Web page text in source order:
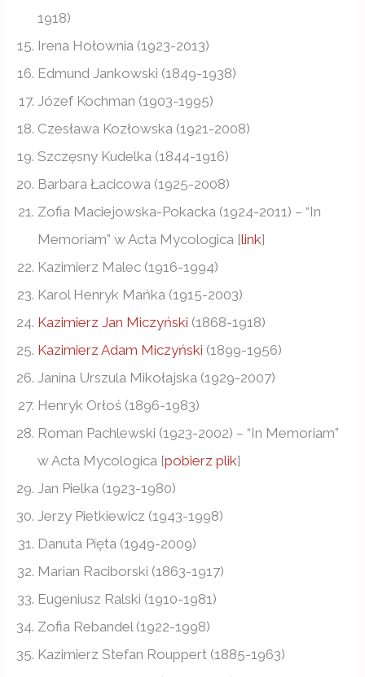
1918)
Irena Hołownia (1923-2013)
Edmund Jankowski (1849-1938)
Józef Kochman (1903-1995)
Czesława Kozłowska (1921-2008)
Szczęsny Kudelka (1844-1916)
Barbara Łacicowa (1925-2008)
Zofia Maciejowska-Pokacka (1924-2011) – “In
Memoriam” w Acta Mycologica [link]
Kazimierz Malec (1916-1994)
Karol Henryk Mańka (1915-2003)
Kazimierz Jan Miczyński (1868-1918)
Kazimierz Adam Miczyński (1899-1956)
Janina Urszula Mikołajska (1929-2007)
Henryk Orłoś (1896-1983)
Roman Pachlewski (1923-2002) – “In Memoriam”
w Acta Mycologica [pobierz plik]
Jan Pielka (1923-1980)
Jerzy Pietkiewicz (1943-1998)
Danuta Pięta (1949-2009)
Marian Raciborski (1863-1917)
Eugeniusz Ralski (1910-1981)
Zofia Rebandel (1922-1998)
Kazimierz Stefan Rouppert (1885-1963)